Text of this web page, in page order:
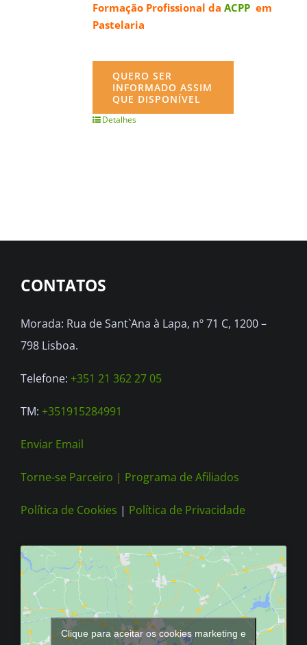
Formação Profissional da ACPPem
Pastelaria
QUERO SER
INFORMADO ASSIM
QUE DISPONÍVEL
Detalhes
CONTATOS
Morada: Rua de Sant`Ana à Lapa, nº 71 C, 1200 –
798 Lisboa.
Telefone: +351 21 362 27 05
TM: +351915284991
Enviar Email
Torne-se Parceiro | Programa de Afiliados
Política de Cookies | Política de Privacidade
Clique para aceitar os cookies marketing e